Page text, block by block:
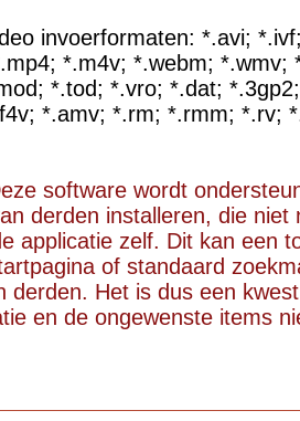
invoerformaten: *.avi;
*.m4v; *.webm; *.wmv;
*.tod; *.vro; *.dat;
*.amv; *.rm; *.rmm; *.rv;
software wordt
derden installeren, die niet
applicatie zelf. Dit kan een
of standaard
derden. Het is dus een
en de ongewenste items